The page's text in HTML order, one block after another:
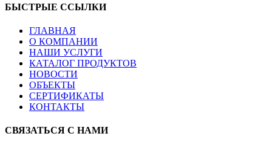
БЫСТРЫЕ ССЫЛКИ
ГЛАВНАЯ
О КОМПАНИИ
НАШИ УСЛУГИ
КАТАЛОГ ПРОДУКТОВ
НОВОСТИ
ОБЪЕКТЫ
СЕРТИФИКАТЫ
КОНТАКТЫ
СВЯЗАТЬСЯ С НАМИ